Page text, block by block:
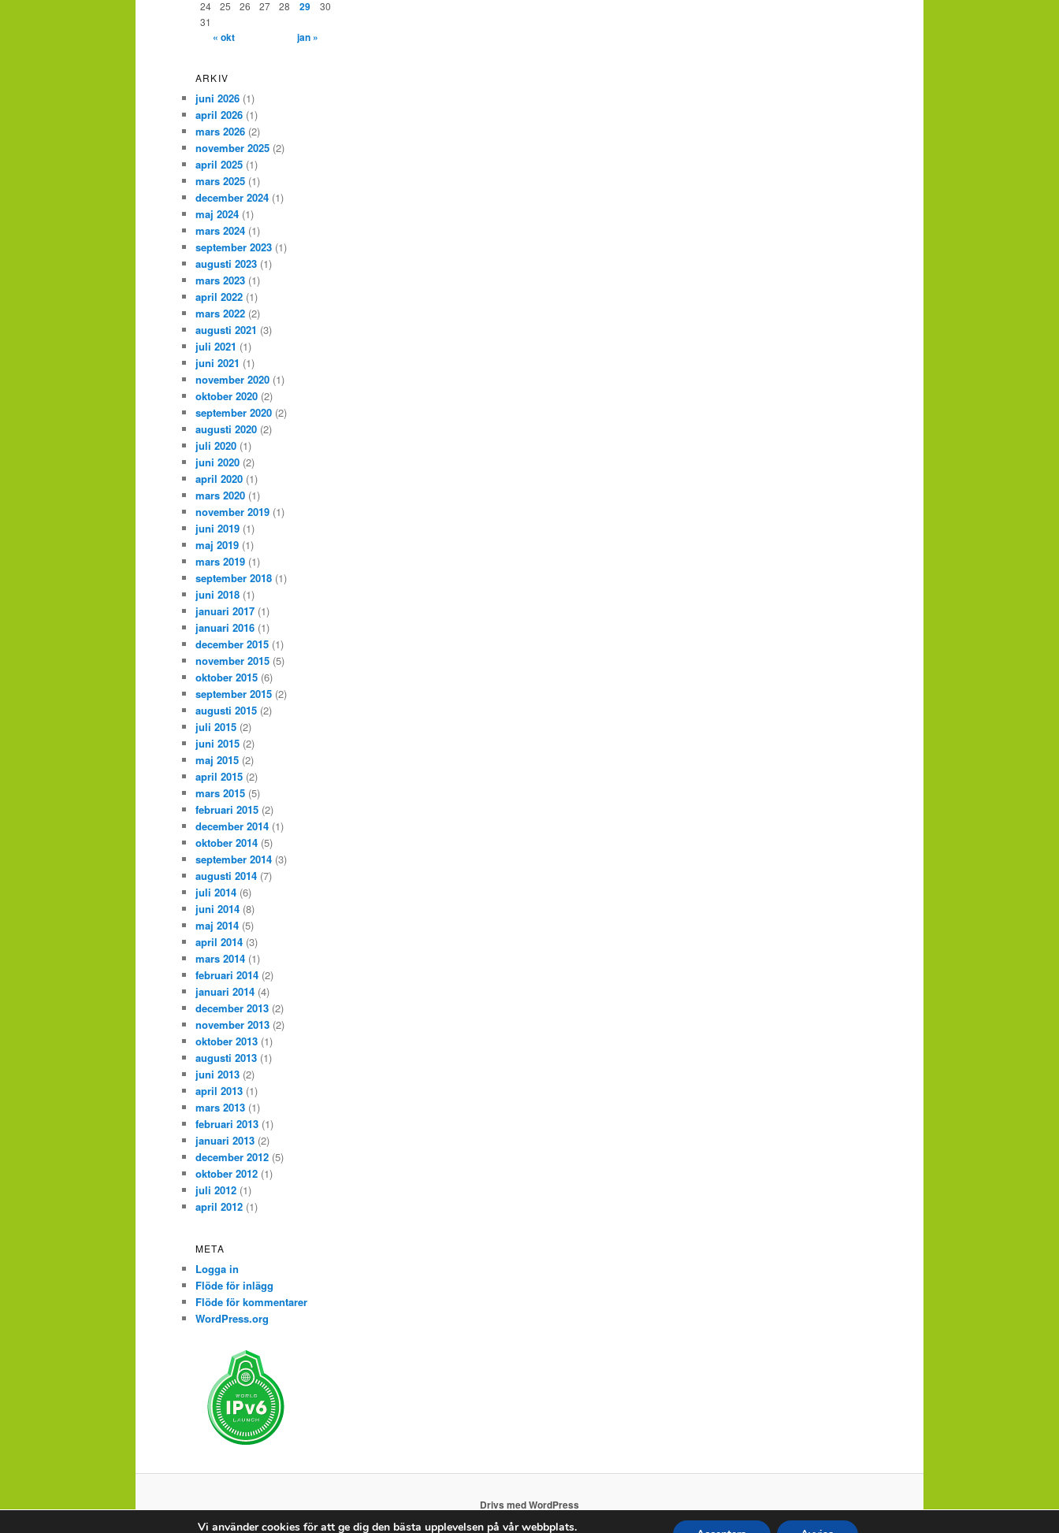
24
25 26 27 28 29
30
31
« okt jan »
ARKIV
juni 2026 (1)
april 2026 (1)
mars 2026 (2)
november 2025 (2)
april 2025 (1)
mars 2025 (1)
december 2024 (1)
maj 2024 (1)
mars 2024 (1)
september 2023 (1)
augusti 2023 (1)
mars 2023 (1)
april 2022 (1)
mars 2022 (2)
augusti 2021 (3)
juli 2021 (1)
juni 2021 (1)
november 2020 (1)
oktober 2020 (2)
september 2020 (2)
augusti 2020 (2)
juli 2020 (1)
juni 2020 (2)
april 2020 (1)
mars 2020 (1)
november 2019 (1)
juni 2019 (1)
maj 2019 (1)
mars 2019 (1)
september 2018 (1)
juni 2018 (1)
januari 2017 (1)
januari 2016 (1)
december 2015 (1)
november 2015 (5)
oktober 2015 (6)
september 2015 (2)
augusti 2015 (2)
juli 2015 (2)
juni 2015 (2)
maj 2015 (2)
april 2015 (2)
mars 2015 (5)
februari 2015 (2)
december 2014 (1)
oktober 2014 (5)
september 2014 (3)
augusti 2014 (7)
juli 2014 (6)
juni 2014 (8)
maj 2014 (5)
april 2014 (3)
mars 2014 (1)
februari 2014 (2)
januari 2014 (4)
december 2013 (2)
november 2013 (2)
oktober 2013 (1)
augusti 2013 (1)
juni 2013 (2)
april 2013 (1)
mars 2013 (1)
februari 2013 (1)
januari 2013 (2)
december 2012 (5)
oktober 2012 (1)
juli 2012 (1)
april 2012 (1)
META
Logga in
Flöde för inlägg
Flöde för kommentarer
WordPress.org
Drivs med WordPress
Vi använder cookies för att ge dig den bästa upplevelsen på vår webbplats.